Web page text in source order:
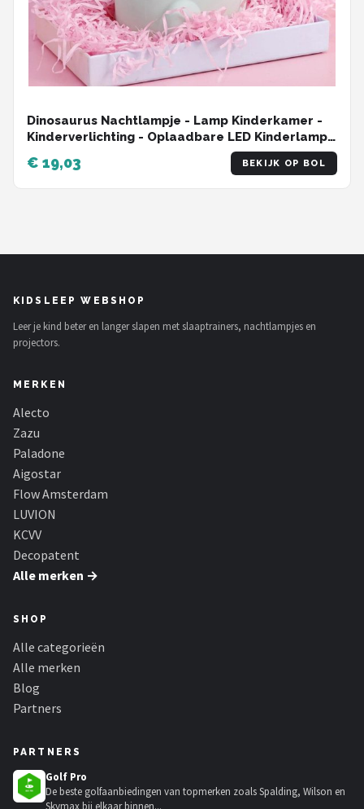
Dinosaurus Nachtlampje - Lamp Kinderkamer -
Kinderverlichting - Oplaadbare LED Kinderlamp -
€ 19,03 BEKIJK OP BOL
KIDSLEEP WEBSHOP
Leer je kind beter en langer slapen met slaaptrainers, nachtlampjes en
projectors.
MERKEN
Alecto
Zazu
Paladone
Aigostar
Flow Amsterdam
LUVION
KCVV
Decopatent
Alle merken →
SHOP
Alle categorieën
Alle merken
Blog
Partners
PARTNERS
Golf Pro
De beste golfaanbiedingen van topmerken zoals Spalding, Wilson en
Skymax bij elkaar binnen...